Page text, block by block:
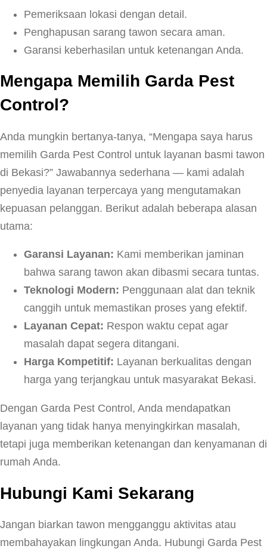
Pemeriksaan lokasi dengan detail.
Penghapusan sarang tawon secara aman.
Garansi keberhasilan untuk ketenangan Anda.
Mengapa Memilih Garda Pest
Control?
Anda mungkin bertanya-tanya, “Mengapa saya harus
memilih Garda Pest Control untuk layanan basmi tawon
di Bekasi?” Jawabannya sederhana — kami adalah
penyedia layanan terpercaya yang mengutamakan
kepuasan pelanggan. Berikut adalah beberapa alasan
utama:
Garansi Layanan: Kami memberikan jaminan
bahwa sarang tawon akan dibasmi secara tuntas.
Teknologi Modern: Penggunaan alat dan teknik
canggih untuk memastikan proses yang efektif.
Layanan Cepat: Respon waktu cepat agar
masalah dapat segera ditangani.
Harga Kompetitif: Layanan berkualitas dengan
harga yang terjangkau untuk masyarakat Bekasi.
Dengan Garda Pest Control, Anda mendapatkan
layanan yang tidak hanya menyingkirkan masalah,
tetapi juga memberikan ketenangan dan kenyamanan di
rumah Anda.
Hubungi Kami Sekarang
Jangan biarkan tawon mengganggu aktivitas atau
membahayakan lingkungan Anda. Hubungi Garda Pest